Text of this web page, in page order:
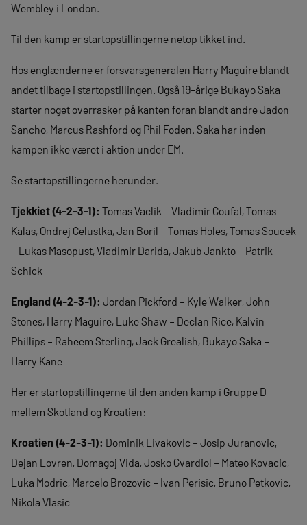
Wembley i London.
Til den kamp er startopstillingerne netop tikket ind.
Hos englænderne er forsvarsgeneralen Harry Maguire blandt
andet tilbage i startopstillingen. Også 19-årige Bukayo Saka
starter noget overrasker på kanten foran blandt andre Jadon
Sancho, Marcus Rashford og Phil Foden. Saka har inden
kampen ikke været i aktion under EM.
Se startopstillingerne herunder.
Tjekkiet (4-2-3-1): Tomas Vaclik – Vladimir Coufal, Tomas
Kalas, Ondrej Celustka, Jan Boril – Tomas Holes, Tomas Soucek
– Lukas Masopust, Vladimir Darida, Jakub Jankto – Patrik
Schick
England (4-2-3-1): Jordan Pickford – Kyle Walker, John
Stones, Harry Maguire, Luke Shaw – Declan Rice, Kalvin
Phillips – Raheem Sterling, Jack Grealish, Bukayo Saka –
Harry Kane
Her er startopstillingerne til den anden kamp i Gruppe D
mellem Skotland og Kroatien:
Kroatien (4-2-3-1): Dominik Livakovic – Josip Juranovic,
Dejan Lovren, Domagoj Vida, Josko Gvardiol – Mateo Kovacic,
Luka Modric, Marcelo Brozovic – Ivan Perisic, Bruno Petkovic,
Nikola Vlasic